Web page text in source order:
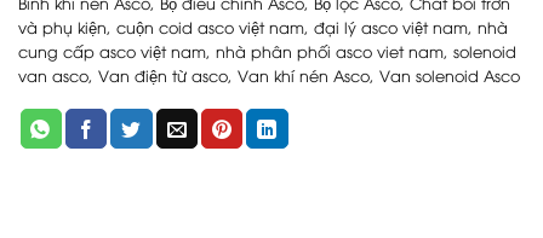
và phụ kiện, cuộn coid asco việt nam, đại lý asco việt nam, nhà
cung cấp asco việt nam, nhà phân phối asco viet nam, solenoid
van asco, Van điện từ asco, Van khí nén Asco, Van solenoid Asco